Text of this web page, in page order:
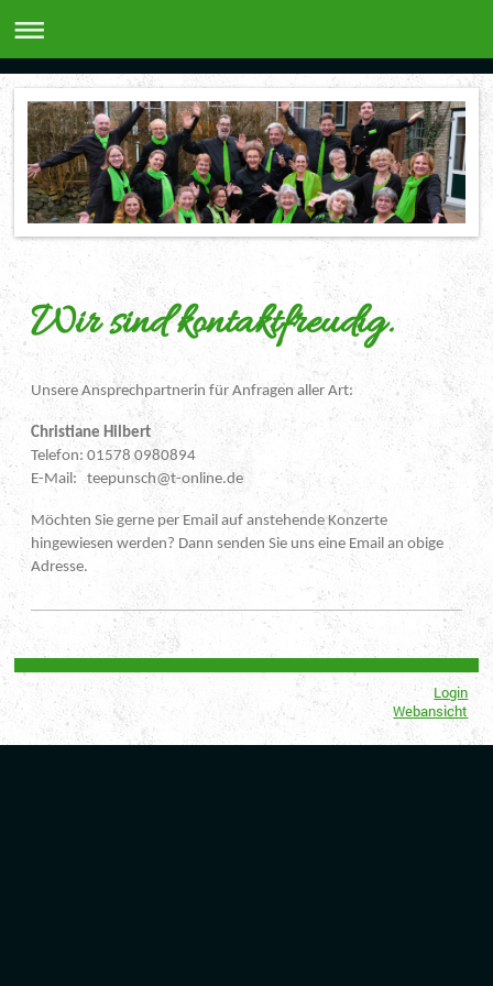
Wir sind kontaktfreudig.
Unsere Ansprechpartnerin für Anfragen aller Art:
Christiane Hilbert
Telefon: 01578 0980894
E-Mail: teepunsch@t-online.de
Möchten Sie gerne per Email auf anstehende Konzerte
hingewiesen werden? Dann senden Sie uns eine Email an obige
Adresse.
Login
Webansicht